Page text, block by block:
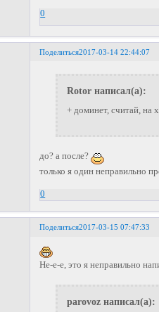
0
Поделиться2017-03-14 22:44:07
Rotor написал(а):
+ доминет, считай, на
до? а после?
только я один неправильно
0
Поделиться2017-03-15 07:47:33
Не-е-е, это я неправильно
parovoz написал(а):